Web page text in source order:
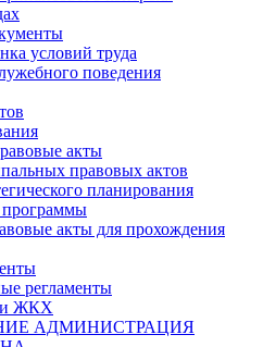
условий труда
поведения
акты
правовых актов
планирования
акты для прохождения
регламенты
ЖКХ
АДМИНИСТРАЦИЯ